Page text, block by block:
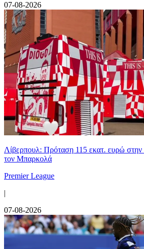
07-08-2026
Λίβερπουλ: Πρόταση 115 εκατ. ευρώ στην
τον Μπαρκολά
Premier League
|
07-08-2026